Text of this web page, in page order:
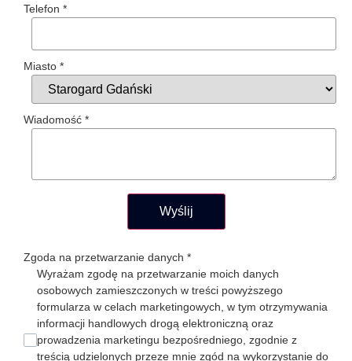
Telefon *
Miasto *
Wiadomość *
Wyślij
Zgoda na przetwarzanie danych *
Wyrażam zgodę na przetwarzanie moich danych
osobowych zamieszczonych w treści powyższego
formularza w celach marketingowych, w tym otrzymywania
informacji handlowych drogą elektroniczną oraz
prowadzenia marketingu bezpośredniego, zgodnie z
treścią udzielonych przeze mnie zgód na wykorzystanie do